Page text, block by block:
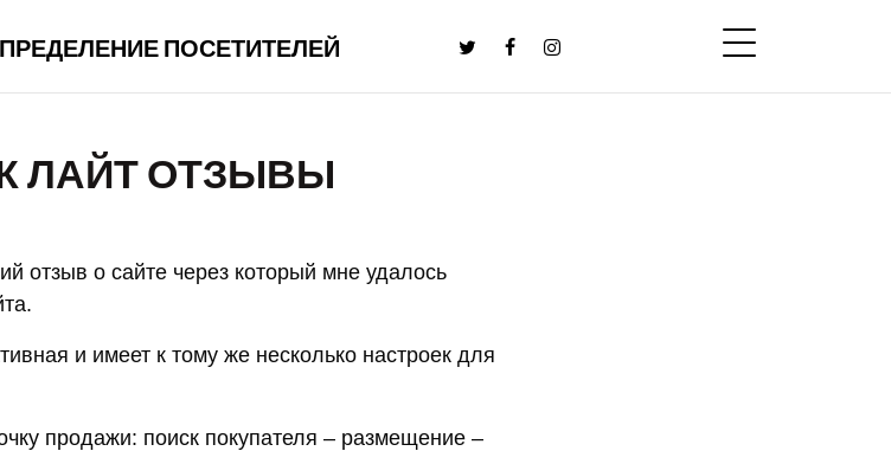
ПОСЕТИТЕЛЕЙ
ЛАЙТ ОТЗЫВЫ
отзыв о сайте через который мне удалось
и имеет к тому же несколько настроек для
продажи: поиск покупателя – размещение –